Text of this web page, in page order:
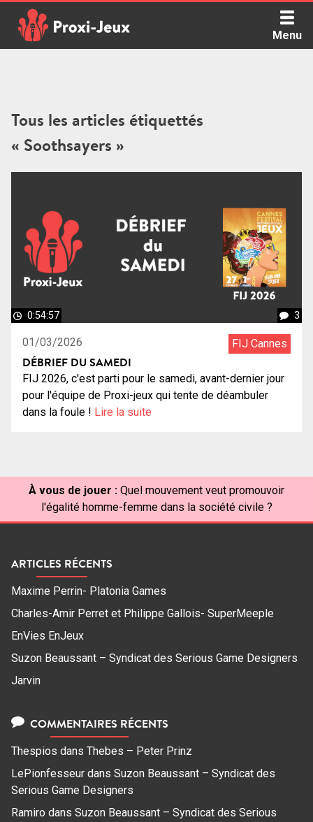
content
Menu
Tous les articles étiquettés
« Soothsayers »
0:54:57 3
01/03/2026 FIJ Cannes
DÉBRIEF DU SAMEDI
FIJ 2026, c'est parti pour le samedi, avant-dernier jour
pour l'équipe de Proxi-jeux qui tente de déambuler
dans la foule ! Lire la suite
À vous de jouer : Quel mouvement veut promouvoir
l'égalité homme-femme dans la société civile ?
ARTICLES RÉCENTS
Maxime Perrin- Platonia Games
Charles-Amir Perret et Philippe Gallois- SuperMeeple
EnVies EnJeux
Suzon Beaussant – Syndicat des Serious Game Designers
Jarvin
COMMENTAIRES RÉCENTS
Thespios dans Thebes – Peter Prinz
LePionfesseur dans Suzon Beaussant – Syndicat des
Serious Game Designers
Ramiro dans Suzon Beaussant – Syndicat des Serious